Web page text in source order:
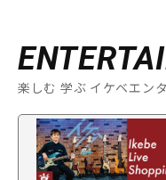
楽しむ 学ぶ イケベエン